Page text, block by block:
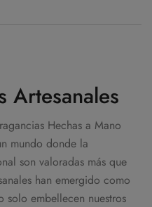
Artesanales
Hechas a Mano
mundo donde la
son valoradas más que
han emergido como
solo embellecen nuestros